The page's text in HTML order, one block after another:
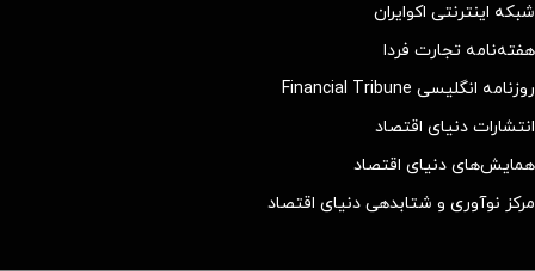
شبکه اینترنتی اکوایران
هفته‌نامه تجارت فردا
روزنامه انگلیسی Financial Tribune
انتشارات دنیای اقتصاد
همایش‌های دنیای اقتصاد
مرکز نوآوری و شتابدهی دنیای اقتصاد